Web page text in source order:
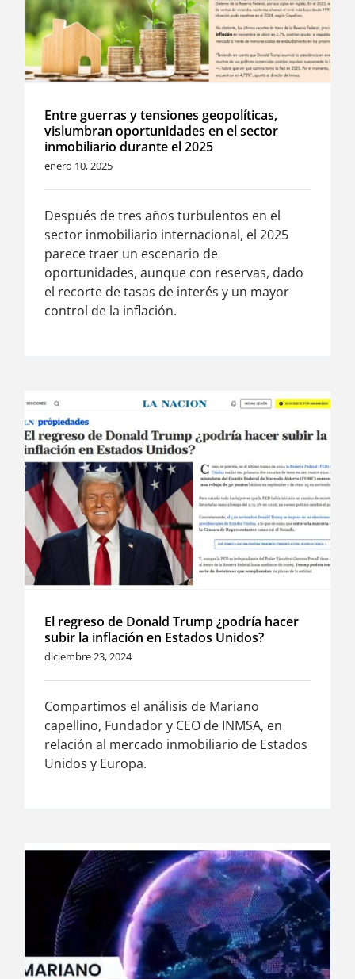
Entre guerras y tensiones geopolíticas,
vislumbran oportunidades en el sector
inmobiliario durante el 2025
enero 10, 2025
Después de tres años turbulentos en el
sector inmobiliario internacional, el 2025
parece traer un escenario de
oportunidades, aunque con reservas, dado
el recorte de tasas de interés y un mayor
control de la inflación.
El regreso de Donald Trump ¿podría hacer
subir la inflación en Estados Unidos?
diciembre 23, 2024
Compartimos el análisis de Mariano
capellino, Fundador y CEO de INMSA, en
relación al mercado inmobiliario de Estados
Unidos y Europa.